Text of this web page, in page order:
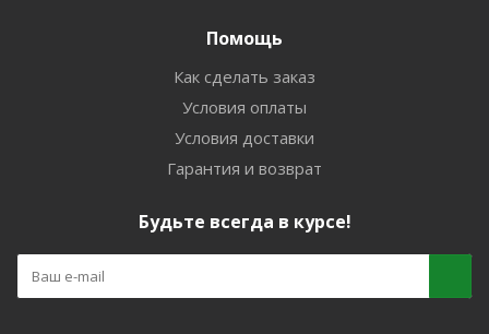
Помощь
Как сделать заказ
Условия оплаты
Условия доставки
Гарантия и возврат
Будьте всегда в курсе!